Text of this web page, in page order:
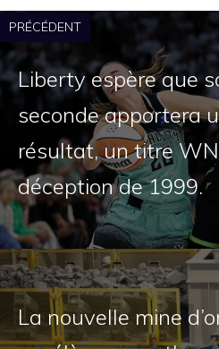
PRÉCÉDENT
Liberty espère que
seconde apportera
résultat, un titre
déception de 1999.
La nouvelle mine